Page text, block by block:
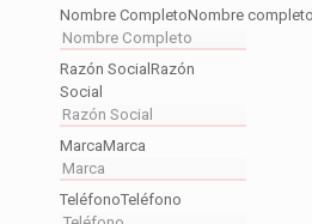
Nombre CompletoNombre completo
Razón Social Razón
Social
MarcaMarca
TeléfonoTeléfono